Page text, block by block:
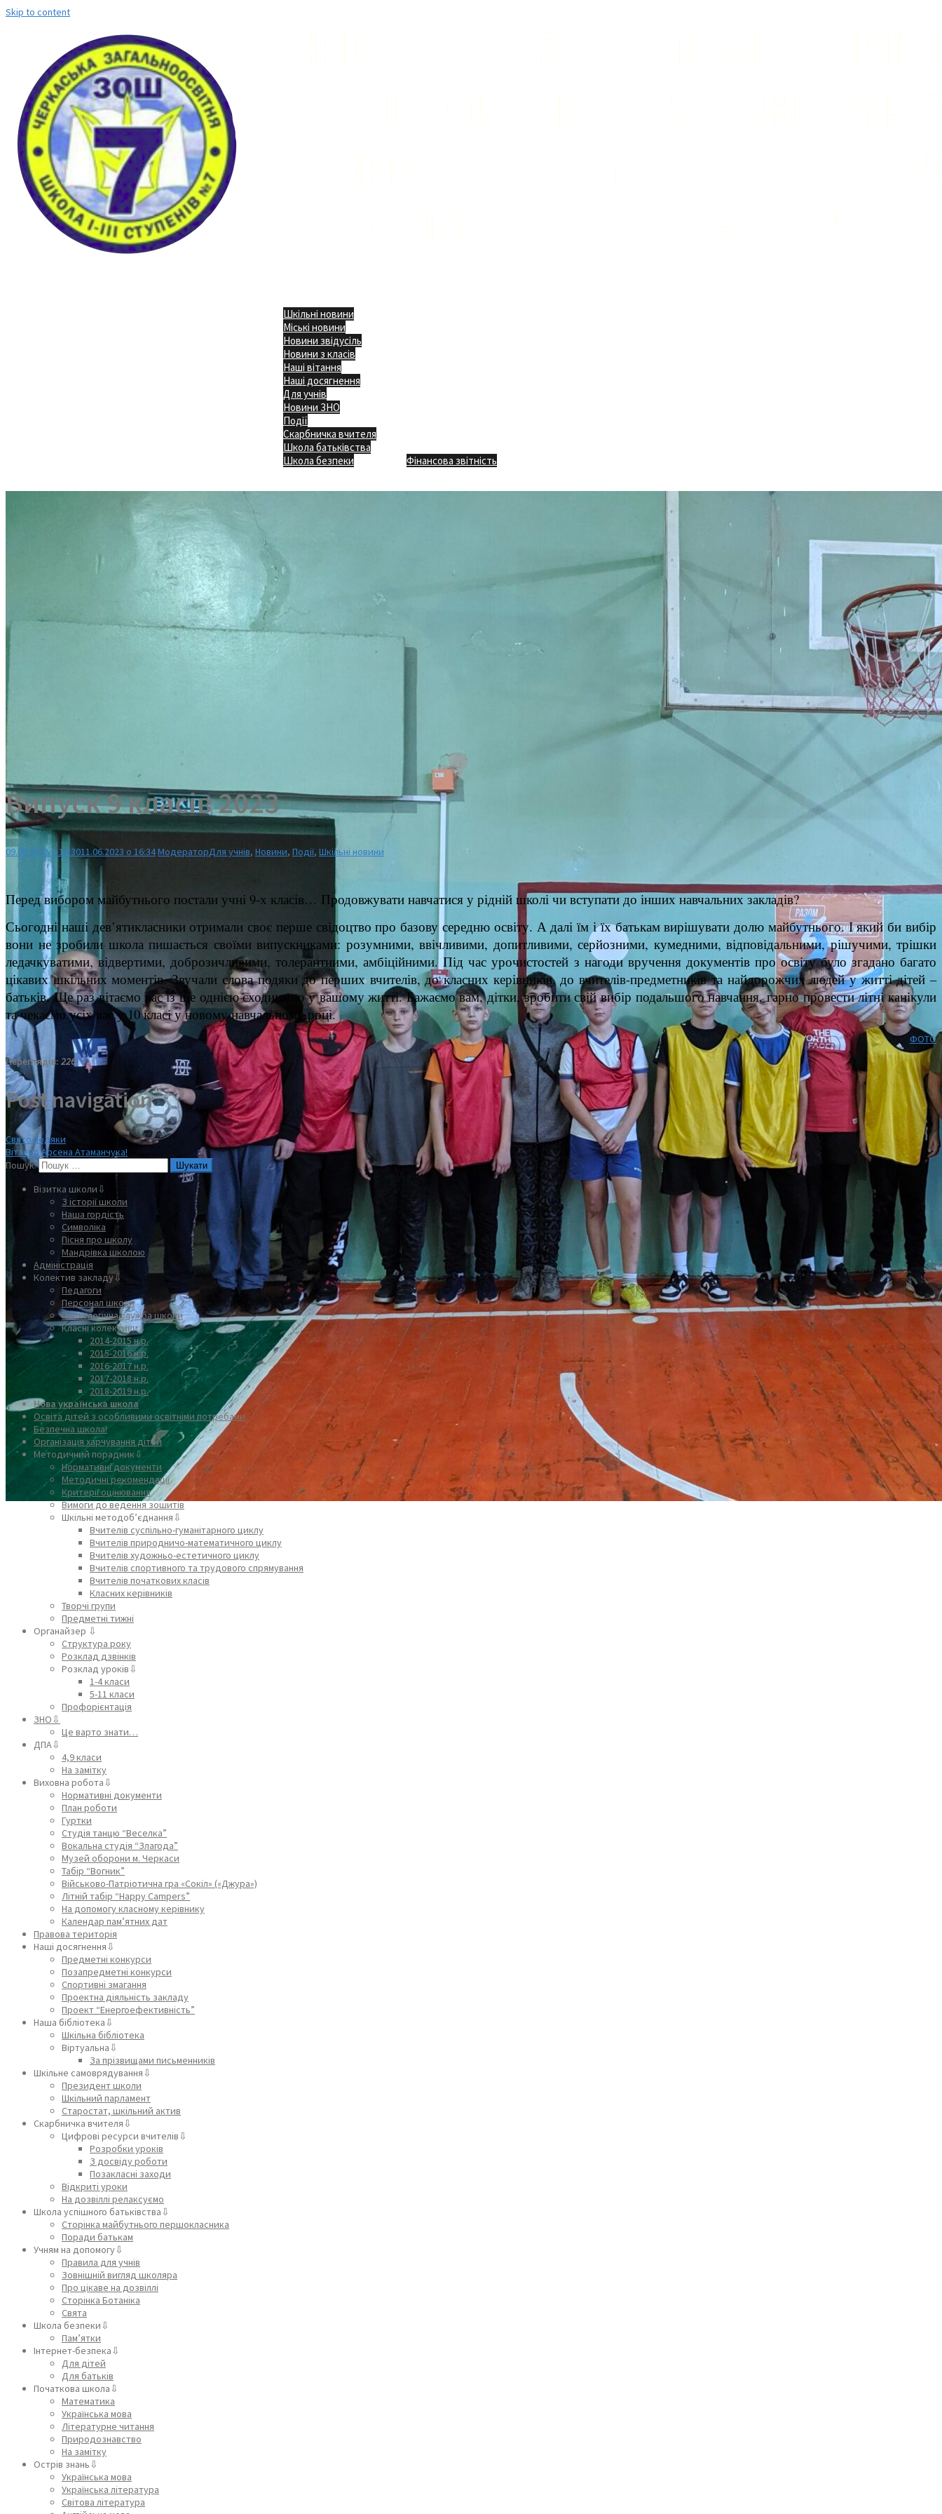
Skip to content
Шкільні новини
Міські новини
Новини звідусіль
Новини з класів
Наші вітання
Наші досягнення
Для учнів
Новини ЗНО
Події
Скарбничка вчителя
Школа батьківства
Школа безпеки
Фінансова звітність
Випуск 9 класів 2023
09.06.2023 о 16:3011.06.2023 о 16:34МодераторДля учнів, Новини, Події, Шкільні новини
Перед вибором майбутнього постали учні 9-х класів… Продовжувати навчатися у рідній школі чи вступати до інших навчальних закладів?
Сьогодні наші дев’ятикласники отримали своє перше свідоцтво про базову середню освіту. А далі їм і їх батькам вирішувати долю майбутнього. І який би вибір
вони не зробили школа пишається своїми випускниками: розумними, ввічливими, допитливими, серйозними, кумедними, відповідальними, рішучими, трішки
ледачкуватими, відвертими, доброзичливими, толерантними, амбіційними. Під час урочистостей з нагоди вручення документів про освіту було згадано багато
цікавих шкільних моментів. Звучали слова подяки до перших вчителів, до класних керівників, до вчителів-предметників та найдорожчих людей у житті дітей –
батьків. Ще раз вітаємо вас із ще однією сходинкою у вашому житті. Бажаємо вам, дітки, зробити свій вибір подальшого навчання, гарно провести літні канікули
та чекаємо усіх вас у 10 класі у новому навчальному році.
ФОТО
Переглядів: 226
Post navigation
Свято подяки
Вітаємо Арсена Атаманчука!
Пошук:
Візитка школи⇩
З історії школи
Наша гордість
Символіка
Пісня про школу
Мандрівка школою
Адміністрація
Колектив закладу⇩
Педагоги
Персонал школи
Психологічна служба школи
Класні колективи⇩
2014-2015 н.р.
2015-2016 н.р.
2016-2017 н.р.
2017-2018 н.р.
2018-2019 н.р.
Нова українська школа
Освіта дітей з особливими освітніми потребами
Безпечна школа!
Організація харчування дітей
Методичний порадник⇩
Нормативні документи
Методичні рекомендації
Критерії оцінювання
Вимоги до ведення зошитів
Шкільні методоб’єднання⇩
Вчителів суспільно-гуманітарного циклу
Вчителів природничо-математичного циклу
Вчителів художньо-естетичного циклу
Вчителів спортивного та трудового спрямування
Вчителів початкових класів
Класних керівників
Творчі групи
Предметні тижні
Органайзер ⇩
Структура року
Розклад дзвінків
Розклад уроків⇩
1-4 класи
5-11 класи
Профорієнтація
ЗНО⇩
Це варто знати…
ДПА⇩
4,9 класи
На замітку
Виховна робота⇩
Нормативні документи
План роботи
Гуртки
Студія танцю “Веселка”
Вокальна студія “Злагода”
Музей оборони м. Черкаси
Табір “Вогник”
Військово-Патріотична гра «Сокіл» («Джура»)
Літній табір “Happy Campers”
На допомогу класному керівнику
Календар пам’ятних дат
Правова територія
Наші досягнення⇩
Предметні конкурси
Позапредметні конкурси
Спортивні змагання
Проектна діяльність закладу
Проект “Енергоефективність”
Наша бібліотека⇩
Шкільна бібліотека
Віртуальна⇩
За прізвищами письменників
Шкільне самоврядування⇩
Президент школи
Шкільний парламент
Старостат, шкільний актив
Скарбничка вчителя⇩
Цифрові ресурси вчителів⇩
Розробки уроків
З досвіду роботи
Позакласні заходи
Відкриті уроки
На дозвіллі релаксуємо
Школа успішного батьківства⇩
Сторінка майбутнього першокласника
Поради батькам
Учням на допомогу⇩
Правила для учнів
Зовнішній вигляд школяра
Про цікаве на дозвіллі
Сторінка Ботаніка
Свята
Школа безпеки⇩
Пам’ятки
Інтернет-безпека⇩
Для дітей
Для батьків
Початкова школа⇩
Математика
Українська мова
Літературне читання
Природознавство
На замітку
Острів знань⇩
Українська мова
Українська література
Світова література